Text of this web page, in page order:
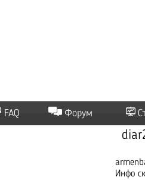
FAQ Форум
Инфо